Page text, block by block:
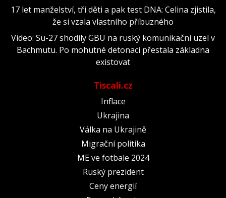
17 let manželství, tři děti a pak test DNA: Celina zjistila,
že si vzala vlastního příbuzného
Video: Su-27 shodily GBU na ruský komunikační uzel v
Bachmutu. Po mohutné detonaci přestala základna
existovat
Tiscali.cz
Inflace
Ukrajina
Válka na Ukrajině
Migrační politika
ME ve fotbale 2024
Ruský prezident
Ceny energií